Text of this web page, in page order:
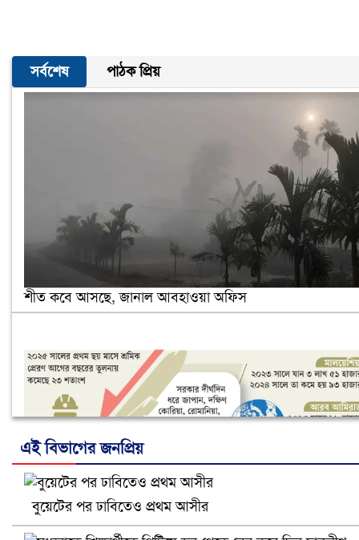
সর্বশেষ পাঠক প্রিয়
শীত কবে আসছে, জানাল আবহাওয়া অফিস
নানা সংকটে রিক্রুটিং এজেন্সি, হুমকির মুখে শ্রম রপ্তানি
এই বিভাগের জনপ্রিয়
বুয়েটের পর ঢাবিতেও প্রথম আসীর